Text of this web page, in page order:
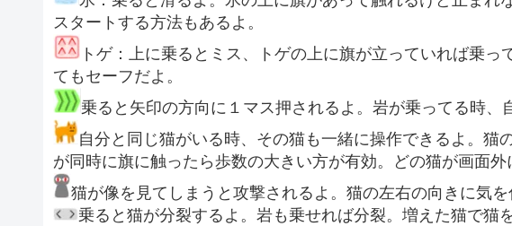
スタートする方法もあるよ。
トゲ：上に乗るとミス、トゲの上に旗が立っていれば乗
てもセーフだよ。
乗ると矢印の方向に１マス押されるよ。岩が乗ってる時、
自分と同じ猫がいる時、その猫も一緒に操作できるよ。猫
が同時に旗に触ったら歩数の大きい方が有効。どの猫が画面外
猫が像を見てしまうと攻撃されるよ。猫の左右の向きに気を
乗ると猫が分裂するよ。岩も乗せれば分裂。増えた猫で猫